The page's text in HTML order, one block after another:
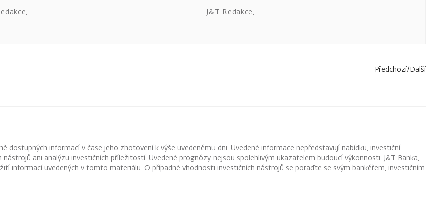
, J&T Redakce,
Předchozí/Další
dostupných informací v čase jeho zhotovení k výše uvedenému dni. Uvedené informace nepředstavují nabídku, investiční
ani analýzu investičních příležitostí. Uvedené prognózy nejsou spolehlivým ukazatelem budoucí výkonnosti. J&T Banka,
informací uvedených v tomto materiálu. O případné vhodnosti investičních nástrojů se poraďte se svým bankéřem, investičním